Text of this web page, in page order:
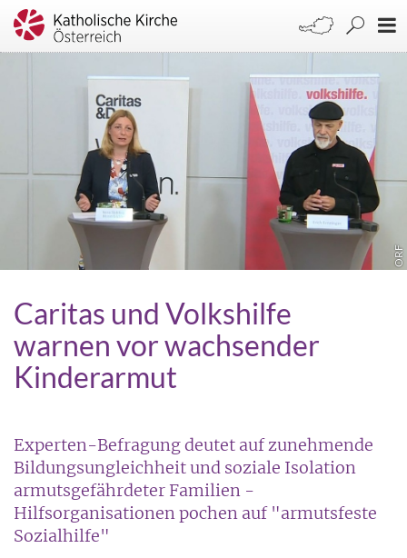
ORF
Caritas und Volkshilfe
warnen vor wachsender
Kinderarmut
Experten-Befragung deutet auf zunehmende
Bildungsungleichheit und soziale Isolation
armutsgefährdeter Familien -
Hilfsorganisationen pochen auf "armutsfeste
Sozialhilfe"